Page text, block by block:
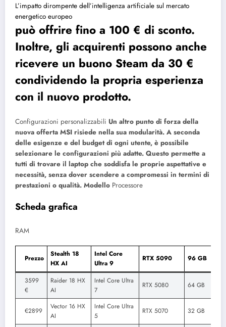
L’impatto dirompente dell’intelligenza artificiale sul mercato
energetico europeo
può offrire fino a 100 € di sconto.
Inoltre, gli acquirenti possono anche
ricevere un buono Steam da 30 €
condividendo la propria esperienza
con il nuovo prodotto.
Configurazioni personalizzabili Un altro punto di forza della
nuova offerta MSI risiede nella sua modularità. A seconda
delle esigenze e del budget di ogni utente, è possibile
selezionare le configurazioni più adatte. Questo permette a
tutti di trovare il laptop che soddisfa le proprie aspettative e
necessità, senza dover scendere a compromessi in termini di
prestazioni o qualità. Modello Processore
Scheda grafica
RAM
Prezzo
Stealth 18
HX AI
Intel Core
Ultra 9
RTX 5090 96 GB
3599
€
Raider 18 HX
AI
Intel Core Ultra
7
RTX 5080 64 GB
€2899
Vector 16 HX
AI
Intel Core Ultra
5
RTX 5070 32 GB